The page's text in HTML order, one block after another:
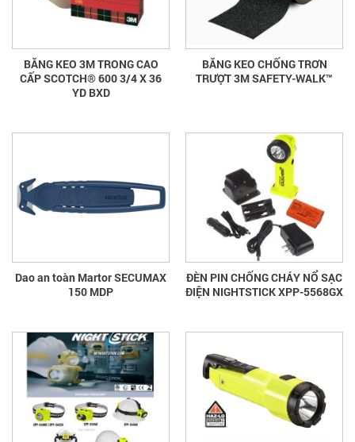
BĂNG KEO 3M TRONG CAO
CẤP SCOTCH® 600 3/4 X 36
YD BXD
BĂNG KEO CHỐNG TRƠN
TRƯỢT 3M SAFETY-WALK™
Dao an toàn Martor SECUMAX
150 MDP
ĐÈN PIN CHỐNG CHÁY NỔ SẠC
ĐIỆN NIGHTSTICK XPP-5568GX